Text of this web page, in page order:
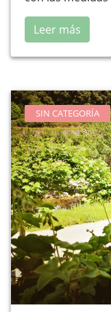
Leer más
SIN CATEGORÍA